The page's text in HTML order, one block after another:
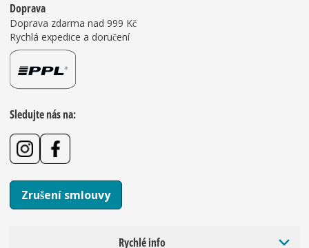
Doprava
Doprava zdarma nad 999 Kč
Rychlá expedice a doručení
Sledujte nás na:
Zrušení smlouvy
Rychlé info